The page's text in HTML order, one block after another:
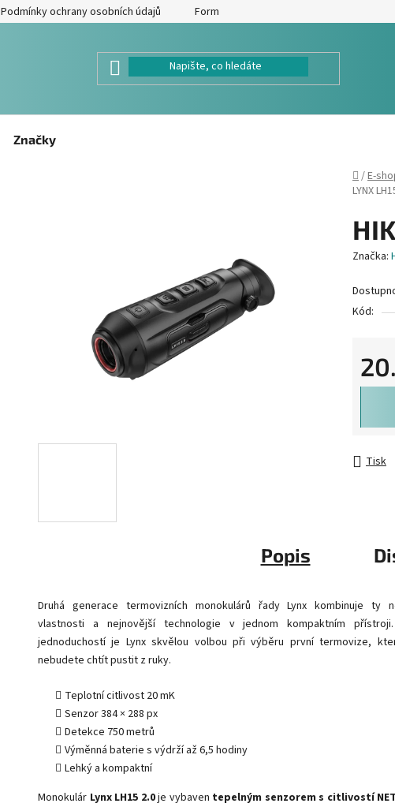
Podmínky ochrany osobních údajů Formulář pro odstoupení od kupní smlouvy
Značky
Domů
/E-
LYNX
Značka:
Kód:
Měrná
Tisk
Popis
Druhá generace termovizních monokulárů řady Lynx kombinuje ty
vlastnosti a nejnovější technologie v jednom kompaktním
jednoduchostí je Lynx skvělou volbou při výběru první termovize,
nebudete chtít pustit z ruky.
Teplotní citlivost 20 mK
Senzor 384 × 288 px
Detekce 750 metrů
Výměnná baterie s výdrží až 6,5 hodiny
Lehký a kompaktní
Monokulár Lynx LH15 2.0je vybaven tepelným senzorem s citlivostí